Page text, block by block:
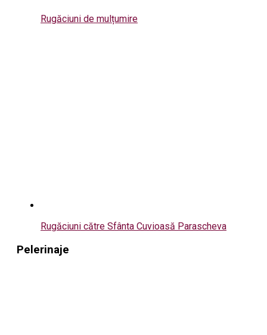
Rugăciuni de mulțumire
Rugăciuni către Sfânta Cuvioasă Parascheva
Pelerinaje